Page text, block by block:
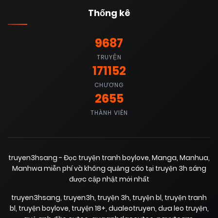
26/06/2025
26/06/2025
Chapter 54(VIP) 26/06/2025
Chapter 53(VIP) 26/06/2025
Chapter 52(VIP) 26/06/2025
Thống kê
9687
TRUYỆN
171152
CHƯƠNG
2655
THÀNH VIÊN
truyen3hsang - Đọc truyện tranh boylove, Manga, Manhua,
Manhwa miễn phí và không quảng cáo tại truyện 3h sáng
được cập nhật mới nhất
truyen3hsang, truyen3h, truyện 3h, truyện bl, truyện tranh
bl, truyện boylove, truyện 18+, dualeotruyen, dưa leo truyện,